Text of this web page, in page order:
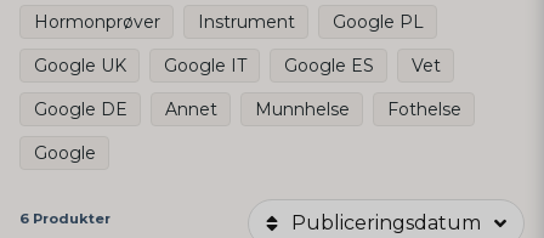
Hormonprøver
Instrument
Google PL
Google UK
Google IT Google ES
Vet
Google DE
Annet Munnhelse
Fothelse
Google
6 Produkter Publiceringsdatum